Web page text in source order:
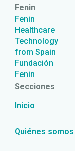
Fenin
Fenin
Healthcare
Technology
from Spain
Fundación
Fenin
Secciones
Inicio
Quiénes somos